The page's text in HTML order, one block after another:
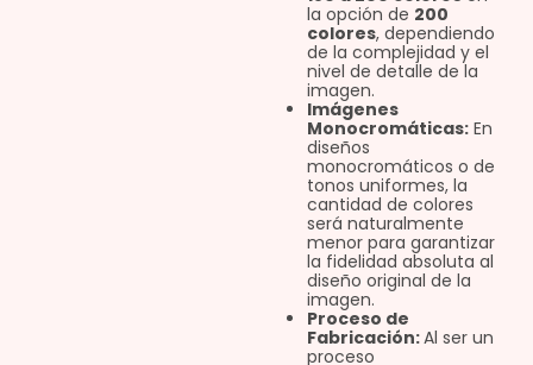
la opción de 200
colores, dependiendo
de la complejidad y el
nivel de detalle de la
imagen.
Imágenes
Monocromáticas:En
diseños
monocromáticos o de
tonos uniformes, la
cantidad de colores
será naturalmente
menor para garantizar
la fidelidad absoluta al
diseño original de la
imagen.
Proceso de
Fabricación:Al ser un
proceso